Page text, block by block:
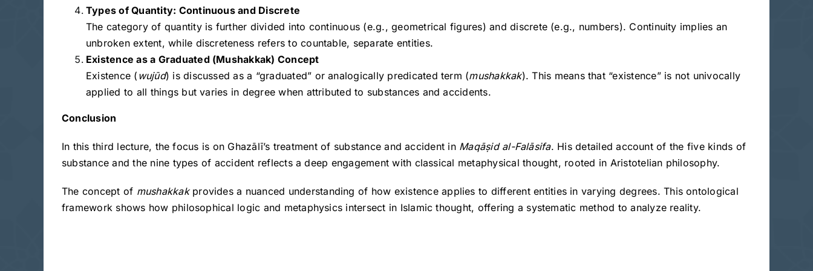
Types of Quantity: Continuous and Discrete
The category of quantity is further divided into continuous (e.g., geometrical figures) and discrete (e.g., numbers). Continuity implies an
unbroken extent, while discreteness refers to countable, separate entities.
Existence as a Graduated (Mushakkak) Concept
Existence ( wujūd) is discussed as a “graduated” or analogically predicated term (mushakkak). This means that “existence” is not univocally
applied to all things but varies in degree when attributed to substances and accidents.
Conclusion
In this third lecture, the focus is on Ghazālī’s treatment of substance and accident in Maqāṣid al-Falāsifa. His detailed account of the five kinds of
substance and the nine types of accident reflects a deep engagement with classical metaphysical thought, rooted in Aristotelian philosophy.
The concept of mushakkakprovides a nuanced understanding of how existence applies to different entities in varying degrees. This ontological
framework shows how philosophical logic and metaphysics intersect in Islamic thought, offering a systematic method to analyze reality.